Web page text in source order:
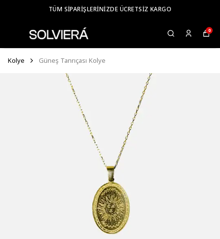
TÜM SIPARIŞLERINIZDE ÜCRETSIZ KARGO
0
Kolye Güneş Tanrıçası Kolye